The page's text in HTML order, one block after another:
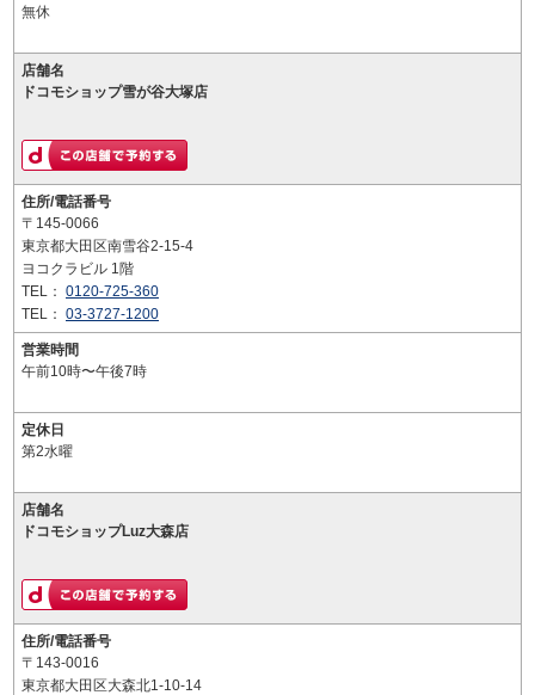
無休
店舗名
ドコモショップ雪が谷大塚店
住所/電話番号
〒145-0066
東京都大田区南雪谷2-15-4
ヨコクラビル 1階
TEL： 0120-725-360
TEL： 03-3727-1200
営業時間
午前10時〜午後7時
定休日
第2水曜
店舗名
ドコモショップLuz大森店
住所/電話番号
〒143-0016
東京都大田区大森北1-10-14